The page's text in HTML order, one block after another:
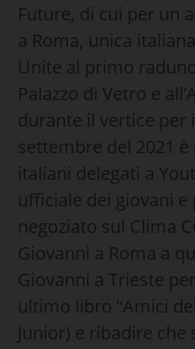
Future, di cui per un
a Roma, unica
Unite al primo
Palazzo di Vetro e
durante il vertice per
settembre del 2021
italiani delegati a
ufficiale dei giovani
negoziato sul Clima
Giovanni a Roma a
Giovanni a Trieste
ultimo libro “Amici
Junior) e ribadire che